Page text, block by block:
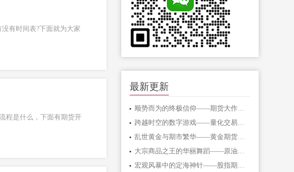
有时间表?下面就为大家
程是什么，下面有期货开
最新更新
顺势而为的终极信仰——期货大作手的修
跨越时空的数字游戏——量化交易在期货
乱世黄金与期市繁华——黄金期货的避险
大宗商品之王的华丽舞蹈——原油期货的
宏观风暴中的定海神针——股指期货的对